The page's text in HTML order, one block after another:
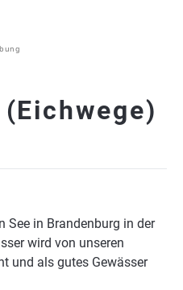
See in Brandenburg in der
wird von unseren
und als gutes Gewässer